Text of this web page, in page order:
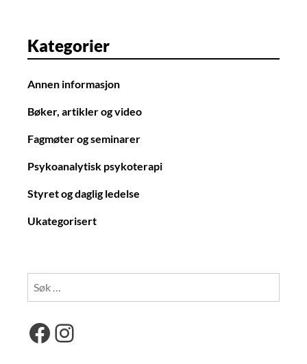
Kategorier
Annen informasjon
Bøker, artikler og video
Fagmøter og seminarer
Psykoanalytisk psykoterapi
Styret og daglig ledelse
Ukategorisert
etter:
Facebook
Instagram